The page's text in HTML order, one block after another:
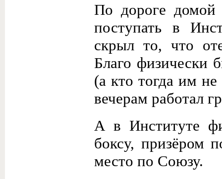
По дороге домой
поступать в
скрыл то, что
Благо физически
(а кто тогда им
вечерам работал
А в Институте
боксу, призёром
место по Союзу.